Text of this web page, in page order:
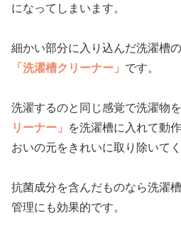
になってしまいます。
細かい部分に入り込んだ洗濯槽
「洗濯槽クリーナー」 です。
洗濯するのと同じ感覚で洗濯物
リーナー」
を洗濯槽に入れて動
おいの元をきれいに取り除いてく
抗菌成分を含んだものなら洗濯
管理にも効果的です。